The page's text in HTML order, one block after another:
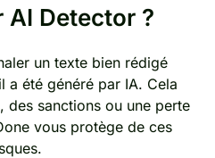
AI Detector ?
un texte bien rédigé
a été généré par IA. Cela
des sanctions ou une perte
vous protège de ces